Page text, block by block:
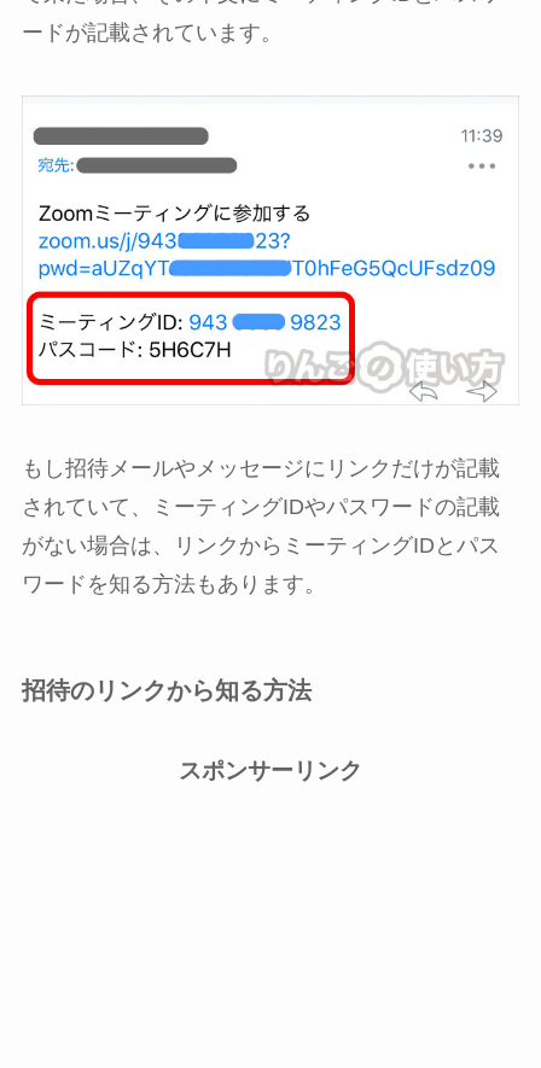
ードが記載されています。
もし招待メールやメッセージにリンクだけが記載
されていて、ミーティングIDやパスワードの記載
がない場合は、リンクからミーティングIDとパス
ワードを知る方法もあります。
招待のリンクから知る方法
スポンサーリンク